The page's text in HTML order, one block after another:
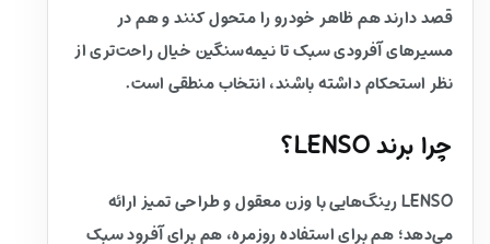
قصد دارند هم ظاهر خودرو را متحول کنند و هم در
مسیرهای آفرودی سبک تا نیمه‌سنگین خیال راحت‌تری از
نظر استحکام داشته باشند، انتخاب منطقی است.
چرا برند LENSO؟
LENSO رینگ‌هایی با وزن معقول و طراحی تمیز ارائه
می‌دهد؛ هم برای استفاده روزمره، هم برای آفرود سبک